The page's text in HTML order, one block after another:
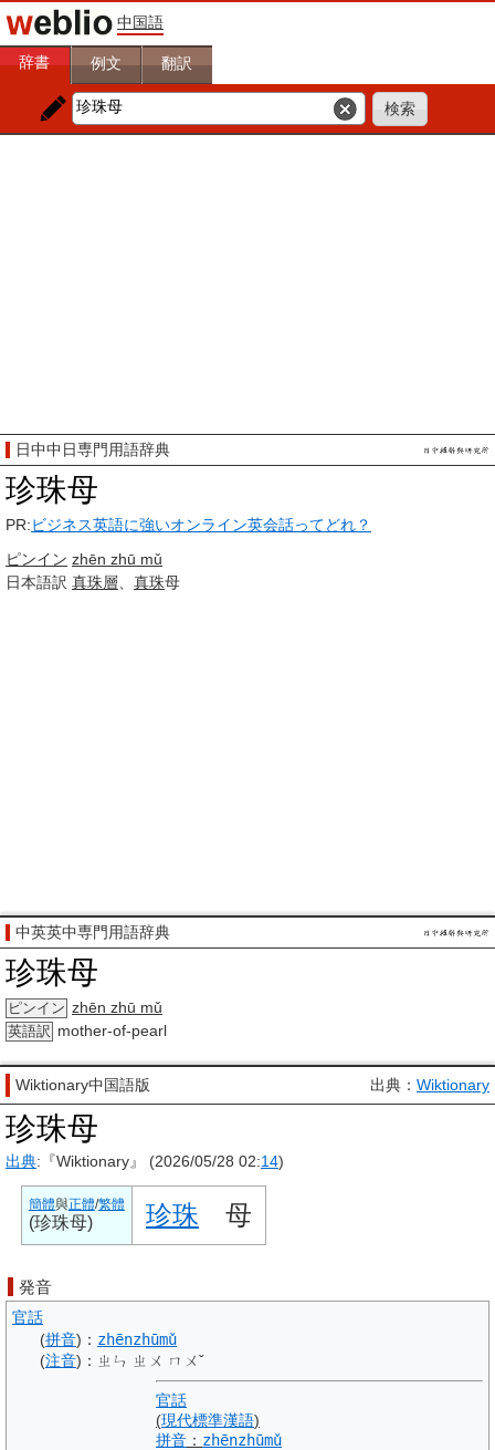
中国語
辞書 例文 翻訳
日中中日専門用語辞典
珍珠母
PR:ビジネス英語に強いオンライン英会話ってどれ？
ピンイン zhēn zhū mǔ
日本語訳 真珠層 真珠母
中英英中専門用語辞典
珍珠母
ピンイン zhēn zhū mǔ
英語訳 mother-of-pearl
Wiktionary中国語版 出典： Wiktionary
珍珠母
出典:『Wiktionary』 (2026/05/28 02:14)
簡體與正體/繁體
(珍珠母) 珍珠 母
発音
官話
(拼音) ： zhēnzhūmǔ
(注音) ： ㄓㄣ ㄓㄨ ㄇㄨˇ
官話
(現代標準漢語)
拼音 ： zhēnzhūmǔ